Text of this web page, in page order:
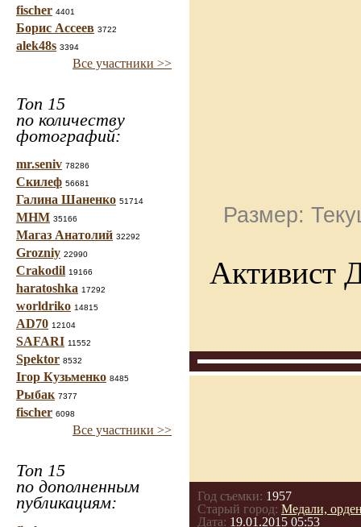
fischer 4401
Борис Ассеев 3722
alek48s 3394
Все участники >>
Топ 15
по количеству
фотографий:
mr.seniv 78286
Скилеф 56681
Галина Шаненко 51714
МНМ 35166
Магаз Анатолий 32292
Grozniy 22990
Crakodil 19166
haratoshka 17292
worldriko 14815
AD70 12104
SAFARI 11552
Spektor 8532
Ігор Кузьменко 8485
Рыбак 7377
fischer 6098
Все участники >>
Топ 15
по дополненным
публикациям:
Размер:
Активист
Год съемки: 1957
Старый город: Медали,
Дата: 19.01.2015 05:53